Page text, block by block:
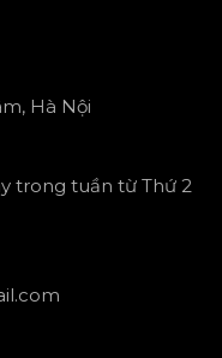
Hà Nội
trong tuần từ Thứ 2